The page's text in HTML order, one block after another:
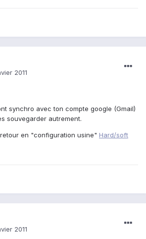
2011
synchro avec ton compte google (Gmail)
souvegarder autrement.
en "configuration usine" Hard/soft
2011